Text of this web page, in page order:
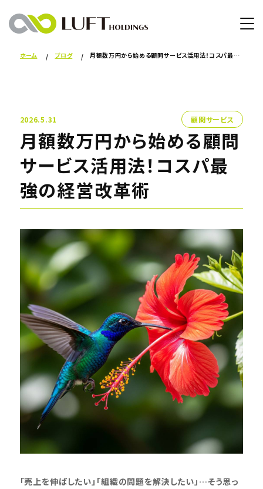
ホーム ブログ 月額数万円から始める顧問サービス活用法！コスパ最強の経営改革術
2026.5.31 顧問サービス
月額数万円から始める顧問
サービス活用法！コスパ最
強の経営改革術
「売上を伸ばしたい」「組織の問題を解決したい」…そう思っ